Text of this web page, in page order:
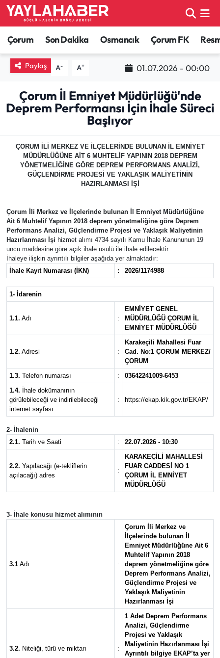
Çorum Son Dakika Osmancık Çorum FK
Paylaş A- A+ 01.07.2026 - 00:00
Çorum İl Emniyet Müdürlüğü'nde
Deprem Performansı İçin İhale Süreci
Başlıyor
ÇORUM İLİ MERKEZ VE İLÇELERİNDE BULUNAN İL EMNİYET
MÜDÜRLÜĞÜNE AİT 6 MUHTELİF YAPININ 2018 DEPREM
YÖNETMELİĞİNE GÖRE DEPREM PERFORMANS ANALİZİ,
GÜÇLENDİRME PROJESİ VE YAKLAŞIK MALİYETİNİN
HAZIRLANMASI İŞİ
Çorum İli Merkez ve İlçelerinde bulunan İl Emniyet Müdürlüğüne
Ait 6 Muhtelif Yapının 2018 deprem yönetmeliğine göre Deprem
Performans Analizi, Güçlendirme Projesi ve Yaklaşık Maliyetinin
Hazırlanması İşi hizmet alımı 4734 sayılı Kamu İhale Kanununun 19
uncu maddesine göre açık ihale usulü ile ihale edilecektir.
İhaleye ilişkin ayrıntılı bilgiler aşağıda yer almaktadır:
İhale Kayıt Numarası (İKN)
: 2026/1174988
1- İdarenin
1.1. Adı :
EMNİYET GENEL
MÜDÜRLÜĞÜ ÇORUM İL
EMNİYET MÜDÜRLÜĞÜ
1.2. Adresi :
Karakeçili Mahallesi Fuar
Cad. No:1 ÇORUM MERKEZ/
ÇORUM
1.3. Telefon numarası :
03642241009-6453
1.4. İhale dokümanının
görülebileceği ve indirilebileceği
internet sayfası
: https://ekap.kik.gov.tr/EKAP/
2- İhalenin
2.1. Tarih ve Saati : 22.07.2026 - 10:30
2.2. Yapılacağı (e-tekliflerin
açılacağı) adres
:
KARAKEÇİLİ MAHALLESİ
FUAR CADDESİ NO 1
ÇORUM İL EMNİYET
MÜDÜRLÜĞÜ
3- İhale konusu hizmet alımının
3.1Adı :
Çorum İli Merkez ve
İlçelerinde bulunan İl
Emniyet Müdürlüğüne Ait 6
Muhtelif Yapının 2018
deprem yönetmeliğine göre
Deprem Performans Analizi,
Güçlendirme Projesi ve
Yaklaşık Maliyetinin
Hazırlanması İşi
3.2. Niteliği, türü ve miktarı :
1 Adet Deprem Performans
Analizi, Güçlendirme
Projesi ve Yaklaşık
Maliyetinin Hazırlanması İşi
Ayrıntılı bilgiye EKAP’ta yer
Alaca Haberleri
Bayat Haberleri
Bilgi - Keşfet Haberleri
Bilim ve Teknoloji
Boğazkale Haberleri
Çorum Haberleri
Çorum Son Dakika Haberleri
Dodurga Haberleri
Eğitim
Ekonomi
Güncel
Kargı Haberleri
Kültür Sanat
Laçin Haberleri
Magazin
Mecitözü Haberleri
Ortaköy Haberleri
Otomotiv
Çorum Nöbetçi Eczaneler
Çorum Hava Durumu
Çorum Namaz Vakitleri
Çorum Trafik Yoğunluk Haritası
TFF 1.Lig Puan Durumu ve Fikstür
Tüm Manşetler
Son Dakika Haberleri
Haber Arşivi